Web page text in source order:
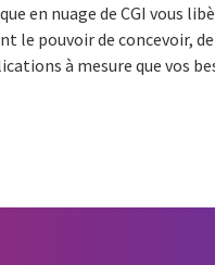
en nuage de CGI vous
le pouvoir de concevoir,
à mesure que vos